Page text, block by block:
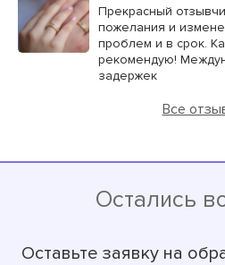
Прекрасный
пожелания и
проблем и в срок.
рекомендую!
задержек
Все
Остались
Оставьте заявку на